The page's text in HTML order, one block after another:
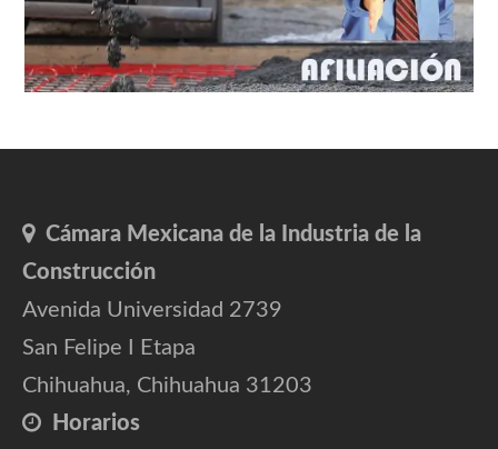
Cámara Mexicana de la Industria de la
Construcción
Avenida Universidad 2739
San Felipe I Etapa
Chihuahua, Chihuahua 31203
Horarios